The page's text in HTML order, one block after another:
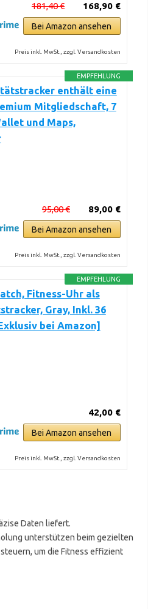
168,90 €
181,40 €
Bei Amazon ansehen
Preis inkl. MwSt., zzgl. Versandkosten
EMPFEHLUNG
enthält eine
Mitgliedschaft, 7
und Maps,
89,00 €
95,00 €
Bei Amazon ansehen
Preis inkl. MwSt., zzgl. Versandkosten
EMPFEHLUNG
Fitness-Uhr als
Gray, Inkl. 36
bei Amazon]
42,00 €
Bei Amazon ansehen
Preis inkl. MwSt., zzgl. Versandkosten
Daten liefert.
unterstützen beim gezielten
um die Fitness effizient